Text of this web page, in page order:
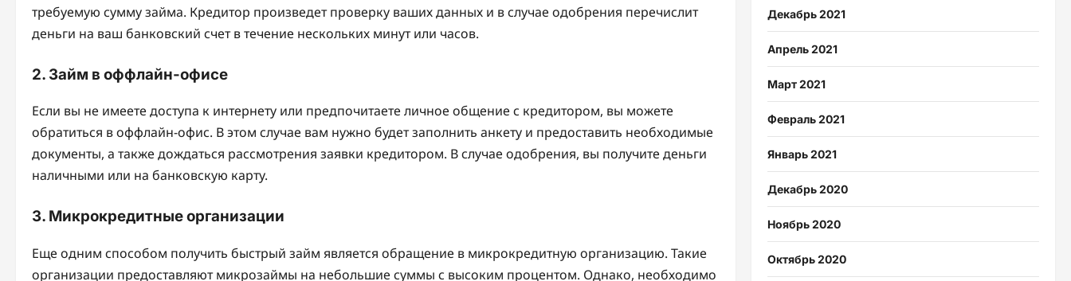
требуемую сумму займа. Кредитор произведет проверку ваших данных и в случае одобрения перечислит
деньги на ваш банковский счет в течение нескольких минут или часов.
2. Займ в оффлайн-офисе
Если вы не имеете доступа к интернету или предпочитаете личное общение с кредитором, вы можете
обратиться в оффлайн-офис. В этом случае вам нужно будет заполнить анкету и предоставить необходимые
документы, а также дождаться рассмотрения заявки кредитором. В случае одобрения, вы получите деньги
наличными или на банковскую карту.
3. Микрокредитные организации
Еще одним способом получить быстрый займ является обращение в микрокредитную организацию. Такие
организации предоставляют микрозаймы на небольшие суммы с высоким процентом. Однако, необходимо
Декабрь 2021
Апрель 2021
Март 2021
Февраль 2021
Январь 2021
Декабрь 2020
Ноябрь 2020
Октябрь 2020